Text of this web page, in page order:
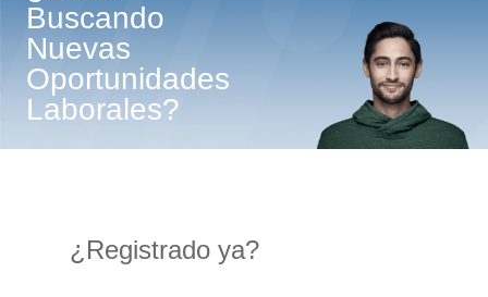
Buscando
Nuevas
Oportunidades
Laborales?
¿Registrado ya?